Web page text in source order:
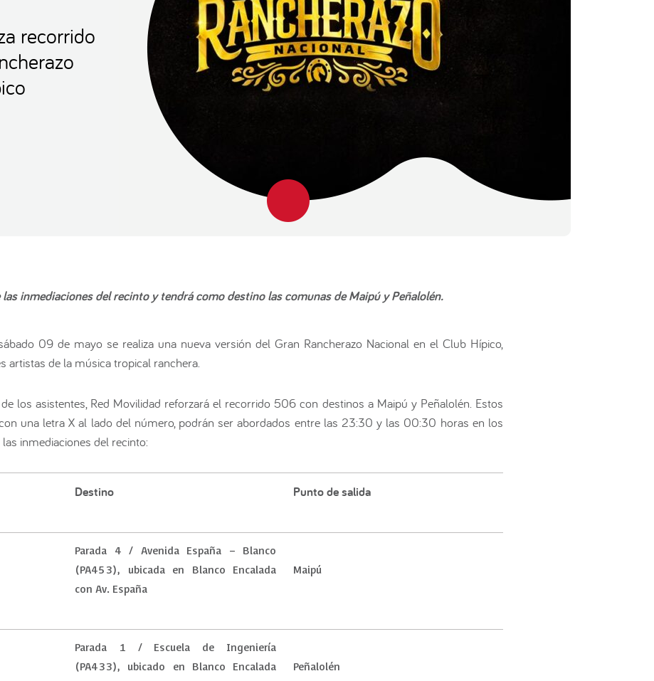
recorrido
inmediaciones del recinto y tendrá como destino las comunas de Maipú y Peñalolén.
09 de mayo se realiza una nueva versión del Gran Rancherazo Nacional en el Club Hípico,
artistas de la música tropical ranchera.
los asistentes, Red Movilidad reforzará el recorrido 506 con destinos a Maipú y Peñalolén. Estos
una letra X al lado del número, podrán ser abordados entre las 23:30 y las 00:30 horas en los
inmediaciones del recinto:
Destino Punto de salida
Parada 4 / Avenida España – Blanco
(PA453), ubicada en Blanco Encalada
con Av. España
Maipú
Parada 1 / Escuela de Ingeniería
(PA433), ubicado en Blanco Encalada
Peñalolén